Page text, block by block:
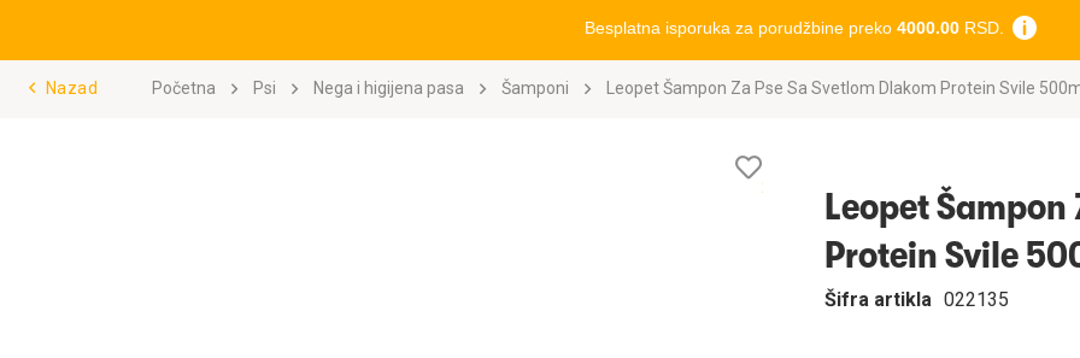
Besplatna isporuka za porudžbine preko 4000.00RSD.
Nazad Početna Psi Nega i higijena pasa Šamponi Leopet Šampon Za Pse Sa Svetlom Dlakom Protein
želja
Leopet Šampon
Protein
Šifra artikla 022135